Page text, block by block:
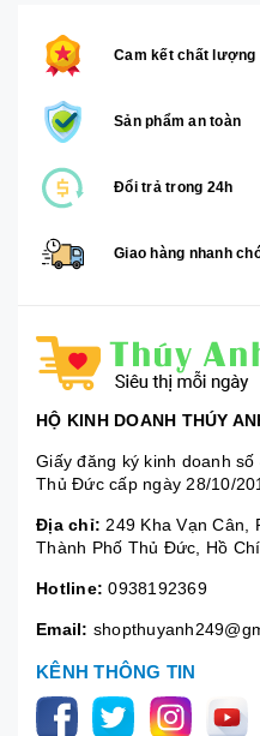
Cam kết chất lượng
Sản phẩm an toàn
Đổi trả trong 24h
Giao hàng nhanh
HỘ KINH DOANH THÚY
Giấy đăng ký kinh doanh
Thủ Đức cấp ngày 28/10/
Địa chỉ: 249 Kha Vạn Cân,
Thành Phố Thủ Đức, Hồ
Hotline: 0938192369
Email:
KÊNH THÔNG TIN